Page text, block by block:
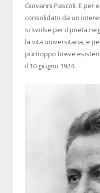
Giovanni Pascoli. E per
consolidato da un
si svolse per il poeta
la vita universitaria, e
purtroppo breve
il 10 giugno 1924.